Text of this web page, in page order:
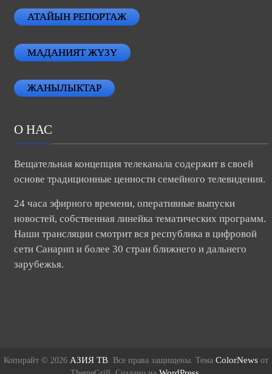
АТАЙЫН РЕПОРТАЖ
МАДАНИЯТ ЖҮЗҮ
ЖАНЫЛЫКТАР
О НАС
Вещательная концепция телеканала содержит в своей
основе традиционные ценности семейного телевидения.
24 часа эфирного времени, оперативные выпуски
новостей, собственная линейка тематических программ.
Наши трансляции смотрит вся республика в цифровой
сети Санарип и более 30 стран ближнего и дальнего
зарубежья.
Копирайт © 2026 АЗИЯ ТВ. Все права защищены. Тема ColorNews от